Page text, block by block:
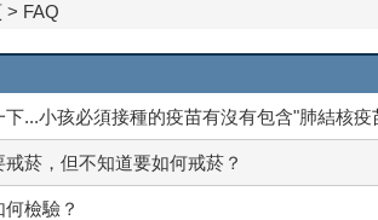
FAQ
下...小孩必須接種的疫苗有沒有包含"肺結核
戒菸，但不知道要如何戒菸？
檢驗？